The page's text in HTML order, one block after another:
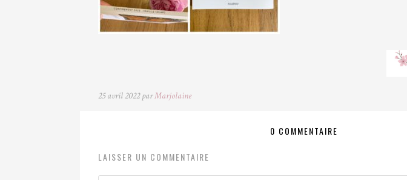
25 avril 2022 parMarjolaine
0 COMMENTAIRE
LAISSER UN COMMENTAIRE